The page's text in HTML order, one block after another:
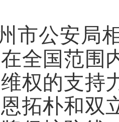
市公安局
全国范围
权的支持
拓朴和双